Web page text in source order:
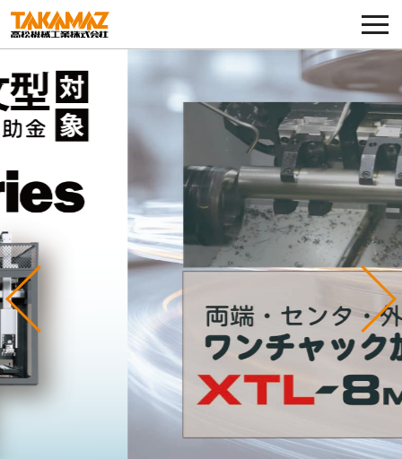
各種お問い合わせ・部品注文
採用に関してはこちらから
企業情報
コラム
製品ラインナップ
Previous